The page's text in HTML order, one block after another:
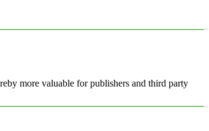
more valuable for publishers and third party